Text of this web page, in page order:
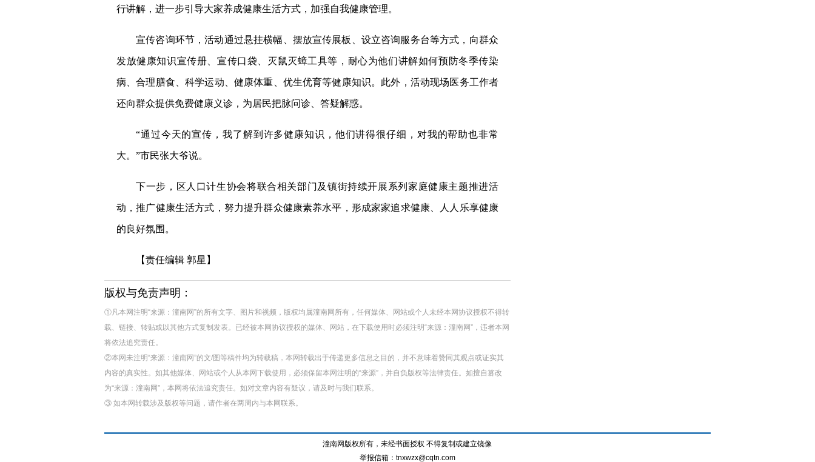
行讲解，进一步引导大家养成健康生活方式，加强自我健康管理。
宣传咨询环节，活动通过悬挂横幅、摆放宣传展板、设立咨询服务台等方式，向群众
发放健康知识宣传册、宣传口袋、灭鼠灭蟑工具等，耐心为他们讲解如何预防冬季传染
病、合理膳食、科学运动、健康体重、优生优育等健康知识。此外，活动现场医务工作者
还向群众提供免费健康义诊，为居民把脉问诊、答疑解惑。
“通过今天的宣传，我了解到许多健康知识，他们讲得很仔细，对我的帮助也非常
大。”市民张大爷说。
下一步，区人口计生协会将联合相关部门及镇街持续开展系列家庭健康主题推进活
动，推广健康生活方式，努力提升群众健康素养水平，形成家家追求健康、人人乐享健康
的良好氛围。
【责任编辑 郭星】
版权与免责声明：
①凡本网注明“来源：潼南网”的所有文字、图片和视频，版权均属潼南网所有，任何媒体、网站或个人未经本网协议授权不得转
载、链接、转贴或以其他方式复制发表。已经被本网协议授权的媒体、网站，在下载使用时必须注明“来源：潼南网”，违者本网
将依法追究责任。
②本网未注明“来源：潼南网”的文/图等稿件均为转载稿，本网转载出于传递更多信息之目的，并不意味着赞同其观点或证实其
内容的真实性。如其他媒体、网站或个人从本网下载使用，必须保留本网注明的“来源”，并自负版权等法律责任。如擅自篡改
为“来源：潼南网”，本网将依法追究责任。如对文章内容有疑议，请及时与我们联系。
③ 如本网转载涉及版权等问题，请作者在两周内与本网联系。
潼南网版权所有，未经书面授权 不得复制或建立镜像
举报信箱：tnxwzx@cqtn.com